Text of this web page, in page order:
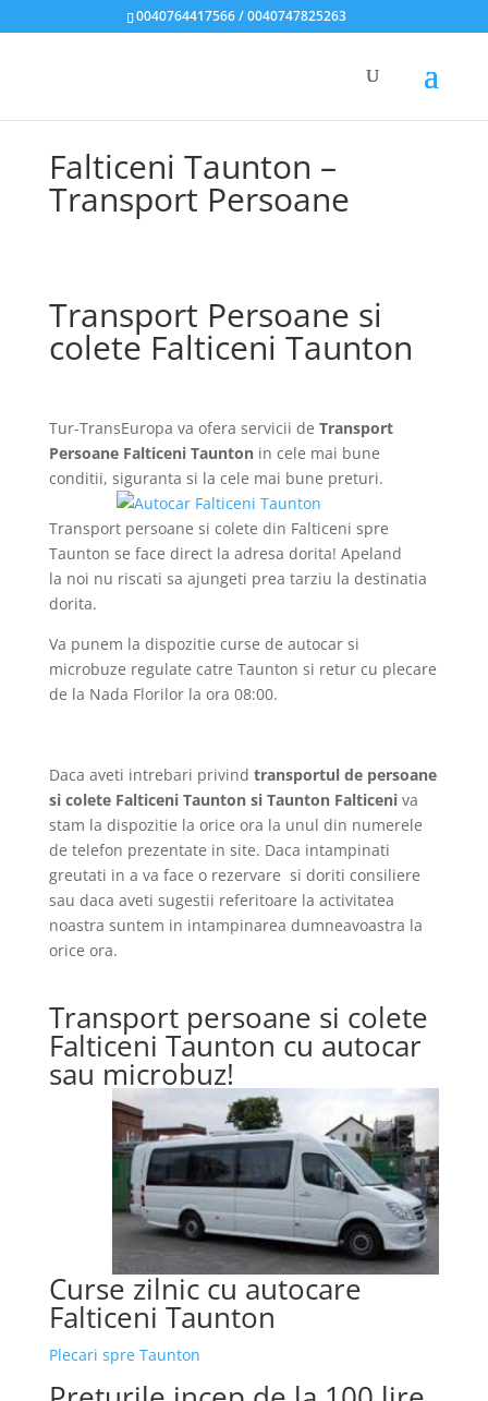
0040764417566 / 0040747825263
Falticeni Taunton –
Transport Persoane
Transport Persoane si
colete Falticeni Taunton
Tur-TransEuropa va ofera servicii de Transport
Persoane Falticeni Tauntonin cele mai bune
conditii, siguranta si la cele mai bune preturi.
Transport persoane si colete din Falticeni spre
Taunton se face direct la adresa dorita! Apeland
la noi nu riscati sa ajungeti prea tarziu la destinatia
dorita.
Va punem la dispozitie curse de autocar si
microbuze regulate catre Taunton si retur cu plecare
de la Nada Florilor la ora 08:00.
Daca aveti intrebari privind transportul de persoane
si colete Falticeni Taunton si Taunton Falticeni va
stam la dispozitie la orice ora la unul din numerele
de telefon prezentate in site. Daca intampinati
greutati in a va face o rezervare si doriti consiliere
sau daca aveti sugestii referitoare la activitatea
noastra suntem in intampinarea dumneavoastra la
orice ora.
Transport persoane si colete
Falticeni Taunton cu autocar
sau microbuz!
Curse zilnic cu autocare
Falticeni Taunton
Plecari spre Taunton